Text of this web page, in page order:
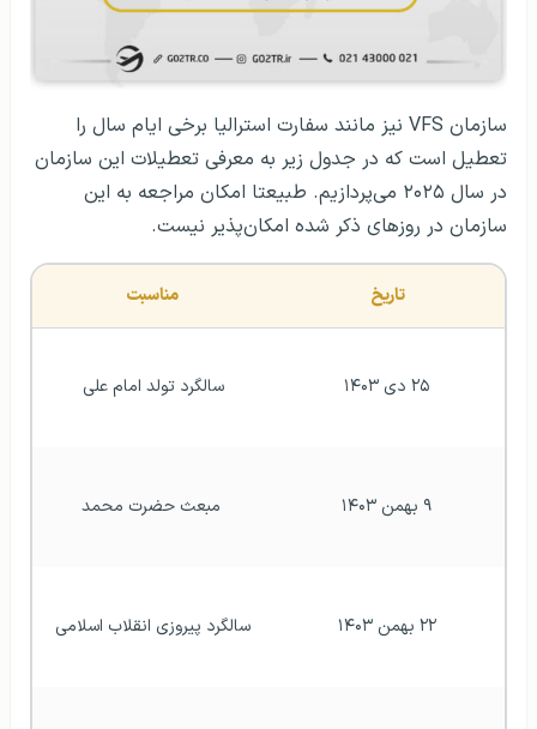
سازمان VFS نیز مانند سفارت استرالیا برخی ایام سال را
تعطیل است که در جدول زیر به معرفی تعطیلات این سازمان
در سال ۲۰۲۵ می‌پردازیم. طبیعتا امکان مراجعه به این
سازمان در روزهای ذکر شده امکان‌پذیر نیست.
تاریخ مناسبت
۲۵ دی ۱۴۰۳ سالگرد تولد امام علی
۹ بهمن ۱۴۰۳ مبعث حضرت محمد
۲۲ بهمن ۱۴۰۳ سالگرد پیروزی انقلاب اسلامی